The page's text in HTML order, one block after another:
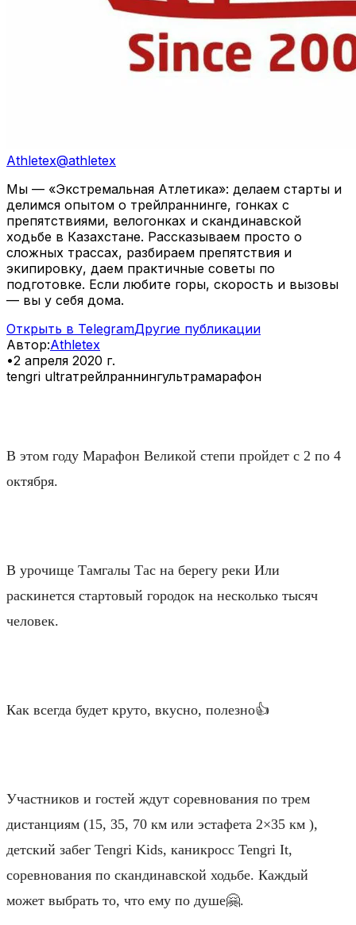
Athletex@athletex
Мы — «Экстремальная Атлетика»: делаем старты и
делимся опытом о трейлраннинге, гонках с
препятствиями, велогонках и скандинавской
ходьбе в Казахстане. Рассказываем просто о
сложных трассах, разбираем препятствия и
экипировку, даем практичные советы по
подготовке. Если любите горы, скорость и вызовы
— вы у себя дома.
Открыть в TelegramДругие публикации
Автор:Athletex
•2 апреля 2020 г.
tengri ultraтрейлраннингультрамарафон
В этом году Марафон Великой степи пройдет с 2 по 4
октября.
В урочище Тамгалы Тас на берегу реки Или
раскинется стартовый городок на несколько тысяч
человек.
Как всегда будет круто, вкусно, полезно👍
Участников и гостей ждут соревнования по трем
дистанциям (15, 35, 70 км или эстафета 2×35 км ),
детский забег Tengri Kids, каникросс Tengri It,
соревнования по скандинавской ходьбе. Каждый
может выбрать то, что ему по душе🤗.